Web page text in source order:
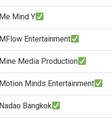
Me Mind Y
MFlow Entertainment
Mine Media Production
Motion Minds Entertainment
Nadao Bangkok